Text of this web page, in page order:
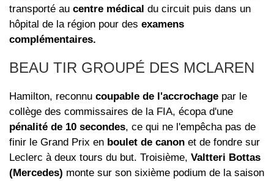
transporté au centre médical du circuit puis dans un
hôpital de la région pour des examens
complémentaires.
BEAU TIR GROUPÉ DES MCLAREN
Hamilton, reconnu coupable de l'accrochage par le
collège des commissaires de la FIA, écopa d'une
pénalité de 10 secondes, ce qui ne l'empêcha pas de
finir le Grand Prix en boulet de canon et de fondre sur
Leclerc à deux tours du but. Troisième, Valtteri Bottas
(Mercedes) monte sur son sixième podium de la saison